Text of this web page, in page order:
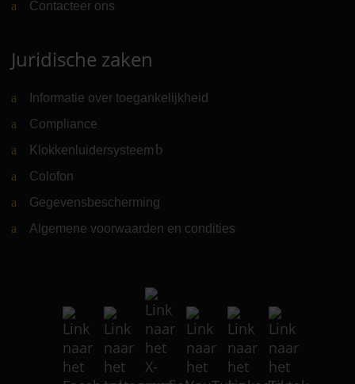
Contacteer ons
Juridische zaken
Informatie over toegankelijkheid
Compliance
Klokkenluidersysteem (Link naar externe website)
Colofon
Gegevensbescherming
Algemene voorwaarden en condities